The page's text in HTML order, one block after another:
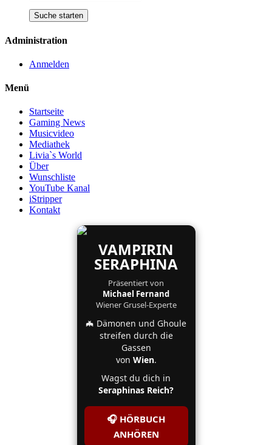
Administration
Anmelden
Menü
Startseite
Gaming News
Musicvideo
Mediathek
Livia`s World
Über
Wunschliste
YouTube Kanal
iStripper
Kontakt
VAMPIRIN
SERAPHINA
Präsentiert von
Michael Fernand
Wiener Grusel-Experte
🦇 Dämonen und Ghoule
streifen durch die
Gassen
von Wien.
Wagst du dich in
Seraphinas Reich?
🎧 HÖRBUCH
ANHÖREN